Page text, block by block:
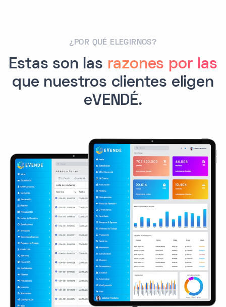
¿POR QUÉ ELEGIRNOS?
Estas son las razones por las
que nuestros clientes eligen
eVENDÉ.